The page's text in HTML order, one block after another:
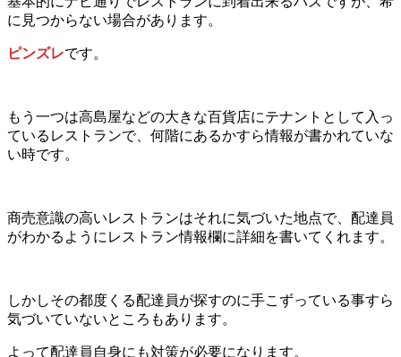
に見つからない場合があります。
ピンズレです。
もう一つは高島屋などの大きな百貨店にテナントとして入っ
ているレストランで、何階にあるかすら情報が書かれていな
い時です。
商売意識の高いレストランはそれに気づいた地点で、配達員
がわかるようにレストラン情報欄に詳細を書いてくれます。
しかしその都度くる配達員が探すのに手こずっている事すら
気づいていないところもあります。
よって配達員自身にも対策が必要になります。